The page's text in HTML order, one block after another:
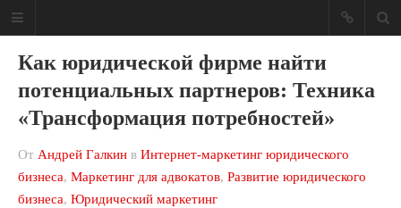
Блог о юридическом
бизнесе
Ваша юридическая фирма может
Как юридической фирме найти
потенциальных партнеров: Техника
«Трансформация потребностей»
От Андрей Галкин в Интернет-маркетинг юридического
бизнеса, Маркетинг для адвокатов, Развитие юридического
бизнеса, Юридический маркетинг